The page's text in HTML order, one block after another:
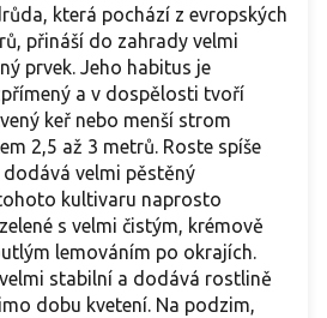
která pochází z evropských
přináší do zahrady velmi
prvek. Jeho habitus je
a v dospělosti tvoří
keř nebo menší strom
2,5 až 3 metrů. Roste spíše
velmi pěstěný
kultivaru naprosto
s velmi čistým, krémově
lemováním po okrajích.
stabilní a dodává rostlině
dobu kvetení. Na podzim,